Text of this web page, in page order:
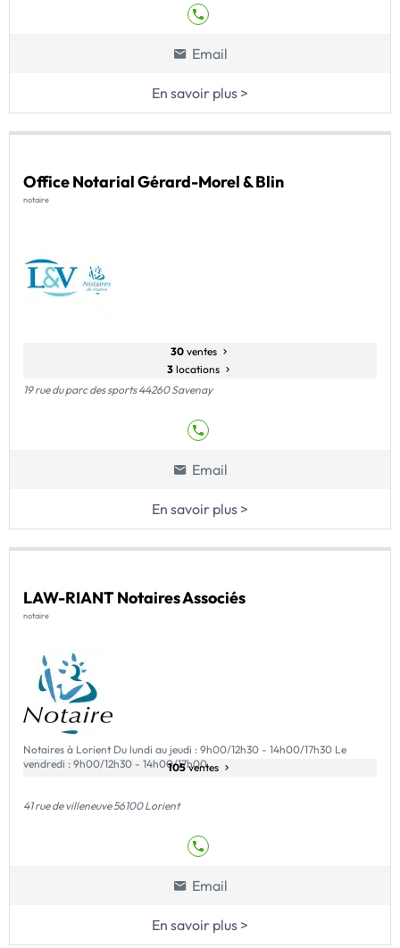
Email
En savoir plus >
Office Notarial Gérard-Morel & Blin
notaire
30ventes
3 locations
19 rue du parc des sports 44260 Savenay
Email
En savoir plus >
LAW-RIANT Notaires Associés
notaire
Notaires à Lorient Du lundi au jeudi : 9h00/12h30 - 14h00/17h30 Le
vendredi : 9h00/12h30 - 14h00/17h00
105ventes
41 rue de villeneuve 56100 Lorient
Email
En savoir plus >